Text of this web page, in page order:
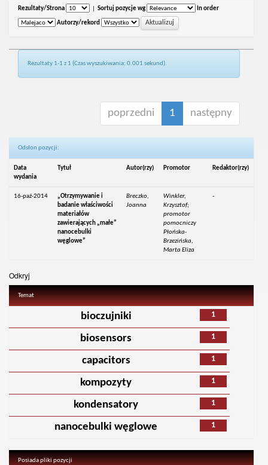
Rezultaty/Strona Sortuj pozycje wg In order
Autorzy/rekord
Rezultaty 1-1 z 1 (Czas wyszukiwania: 0.001 sekund).
poprzedni 1 następny
Odsłon pozycji:
Data
wydania
Tytuł Autor(rzy) Promotor Redaktor(rzy)
16-paź-2014
„Otrzymywanie i
badanie właściwości
materiałów
zawierających „małe”
nanocebulki
węglowe”
Breczko,
Joanna
Winkler,
Krzysztof;
promotor
pomocniczy
Płońska-
Brzezińska,
Marta Eliza
-
Odkryj
Temat
1
bioczujniki
1
biosensors
1
capacitors
1
kompozyty
1
kondensatory
1
nanocebulki węglowe
Posiada pliki pozycji